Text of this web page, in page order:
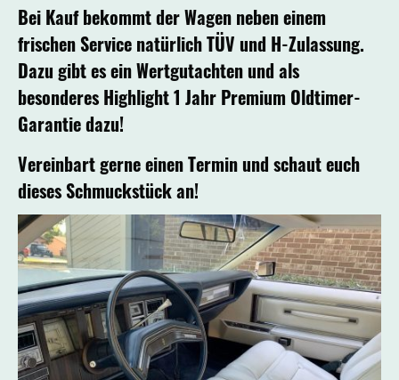
Bei Kauf bekommt der Wagen neben einem
frischen Service natürlich TÜV und H-Zulassung.
Dazu gibt es ein Wertgutachten und als
besonderes Highlight 1 Jahr Premium Oldtimer-
Garantie dazu!
Vereinbart gerne einen Termin und schaut euch
dieses Schmuckstück an!